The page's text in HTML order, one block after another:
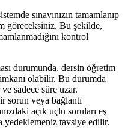
sınavınızın tamamlanıp
göreceksiniz. Bu şekilde,
kontrol
durumunda, dersin öğretim
imkanı olabilir. Bu durumda
ve sadece süre uzar.
sorun veya bağlantı
açık uçlu soruları eş
yedeklemeniz tavsiye edilir.